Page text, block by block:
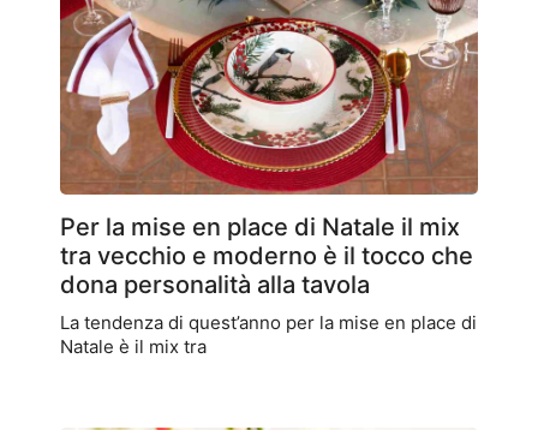
Per la mise en place di Natale il mix
tra vecchio e moderno è il tocco che
dona personalità alla tavola
La tendenza di quest’anno per la mise en place di
Natale è il mix tra